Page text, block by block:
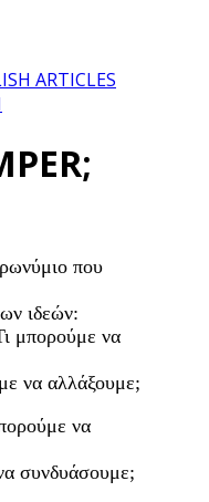
ARTICLES
που
ιδεών:
μπορούμε να
να αλλάξουμε;
να
συνδυάσουμε;